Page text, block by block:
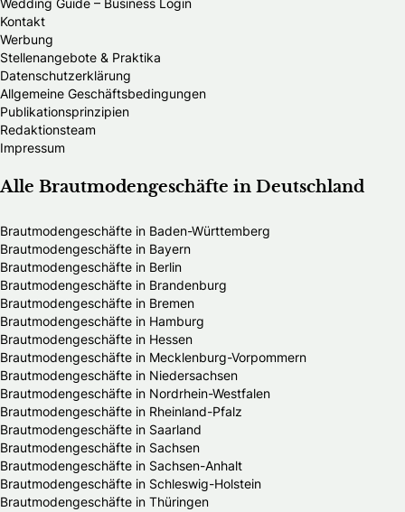
Kontakt
Werbung
Stellenangebote & Praktika
Datenschutzerklärung
Allgemeine Geschäftsbedingungen
Publikationsprinzipien
Redaktionsteam
Impressum
Alle Brautmodengeschäfte in Deutschland
Brautmodengeschäfte in Baden-Württemberg
Brautmodengeschäfte in Bayern
Brautmodengeschäfte in Berlin
Brautmodengeschäfte in Brandenburg
Brautmodengeschäfte in Bremen
Brautmodengeschäfte in Hamburg
Brautmodengeschäfte in Hessen
Brautmodengeschäfte in Mecklenburg-Vorpommern
Brautmodengeschäfte in Niedersachsen
Brautmodengeschäfte in Nordrhein-Westfalen
Brautmodengeschäfte in Rheinland-Pfalz
Brautmodengeschäfte in Saarland
Brautmodengeschäfte in Sachsen
Brautmodengeschäfte in Sachsen-Anhalt
Brautmodengeschäfte in Schleswig-Holstein
Brautmodengeschäfte in Thüringen